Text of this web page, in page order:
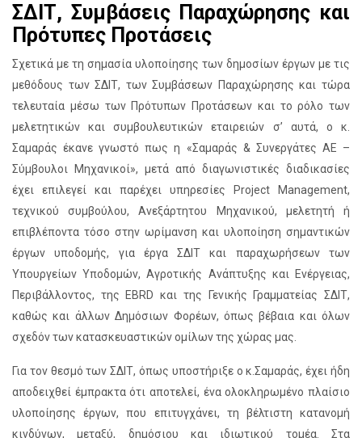
ΣΔΙΤ, Συμβάσεις Παραχώρησης και
Πρότυπες Προτάσεις
Σχετικά με τη σημασία υλοποίησης των δημοσίων έργων με τις
μεθόδους των ΣΔΙΤ, των Συμβάσεων Παραχώρησης και τώρα
τελευταία μέσω των Πρότυπων Προτάσεων και το ρόλο των
μελετητικών και συμβουλευτικών εταιρειών σ’ αυτά, ο κ.
Σαμαράς έκανε γνωστό πως η «Σαμαράς & Συνεργάτες ΑΕ –
Σύμβουλοι Μηχανικοί», μετά από διαγωνιστικές διαδικασίες
έχει επιλεγεί και παρέχει υπηρεσίες Project Management,
τεχνικού συμβούλου, Ανεξάρτητου Μηχανικού, μελετητή ή
επιβλέποντα τόσο στην ωρίμανση και υλοποίηση σημαντικών
έργων υποδομής, για έργα ΣΔΙΤ και παραχωρήσεων των
Υπουργείων Υποδομών, Αγροτικής Ανάπτυξης και Ενέργειας,
Περιβάλλοντος, της EBRD και της Γενικής Γραμματείας ΣΔΙΤ,
καθώς και άλλων Δημόσιων Φορέων, όπως βέβαια και όλων
σχεδόν των κατασκευαστικών ομίλων της χώρας μας.
Για τον θεσμό των ΣΔΙΤ, όπως υποστήριξε ο κ.Σαμαράς, έχει ήδη
αποδειχθεί έμπρακτα ότι αποτελεί, ένα ολοκληρωμένο πλαίσιο
υλοποίησης έργων, που επιτυγχάνει, τη βέλτιστη κατανομή
κινδύνων, μεταξύ, δημόσιου και ιδιωτικού τομέα. Στα